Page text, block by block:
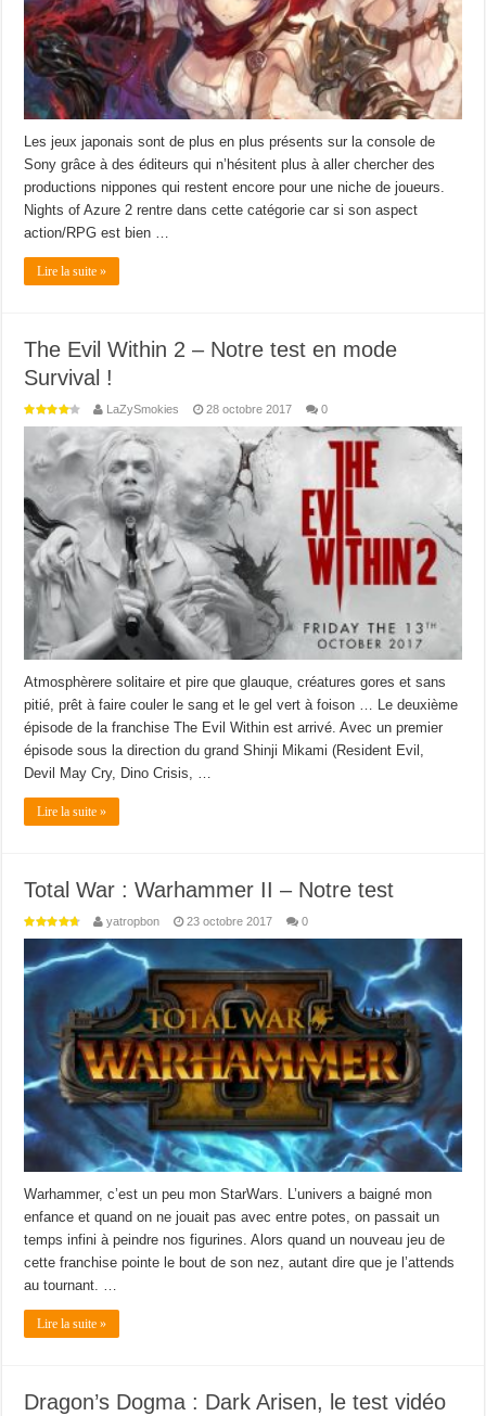
Les jeux japonais sont de plus en plus présents sur la console de
Sony grâce à des éditeurs qui n’hésitent plus à aller chercher des
productions nippones qui restent encore pour une niche de joueurs.
Nights of Azure 2 rentre dans cette catégorie car si son aspect
action/RPG est bien …
Lire la suite »
The Evil Within 2 – Notre test en mode
Survival !
LaZySmokies 28 octobre 2017 0
Atmosphèrere solitaire et pire que glauque, créatures gores et sans
pitié, prêt à faire couler le sang et le gel vert à foison … Le deuxième
épisode de la franchise The Evil Within est arrivé. Avec un premier
épisode sous la direction du grand Shinji Mikami (Resident Evil,
Devil May Cry, Dino Crisis, …
Lire la suite »
Total War : Warhammer II – Notre test
yatropbon 23 octobre 2017 0
Warhammer, c’est un peu mon StarWars. L’univers a baigné mon
enfance et quand on ne jouait pas avec entre potes, on passait un
temps infini à peindre nos figurines. Alors quand un nouveau jeu de
cette franchise pointe le bout de son nez, autant dire que je l’attends
au tournant. …
Lire la suite »
Dragon’s Dogma : Dark Arisen, le test vidéo